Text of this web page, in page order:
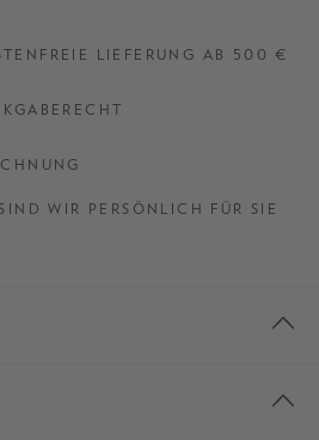
LIEFERUNG AB 500 €
WIR PERSÖNLICH FÜR SIE